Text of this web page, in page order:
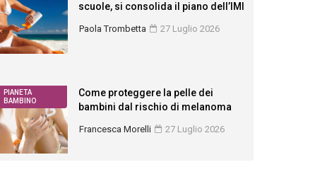
scuole, si consolida il piano dell’IMI
Paola Trombetta 27 Luglio 2026
PIANETA
BAMBINO
Come proteggere la pelle dei
bambini dal rischio di melanoma
Francesca Morelli 27 Luglio 2026